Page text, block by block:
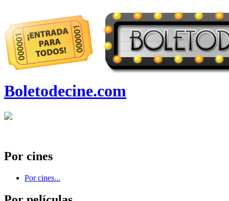
Boletodecine.com
Por cines
Por cines...